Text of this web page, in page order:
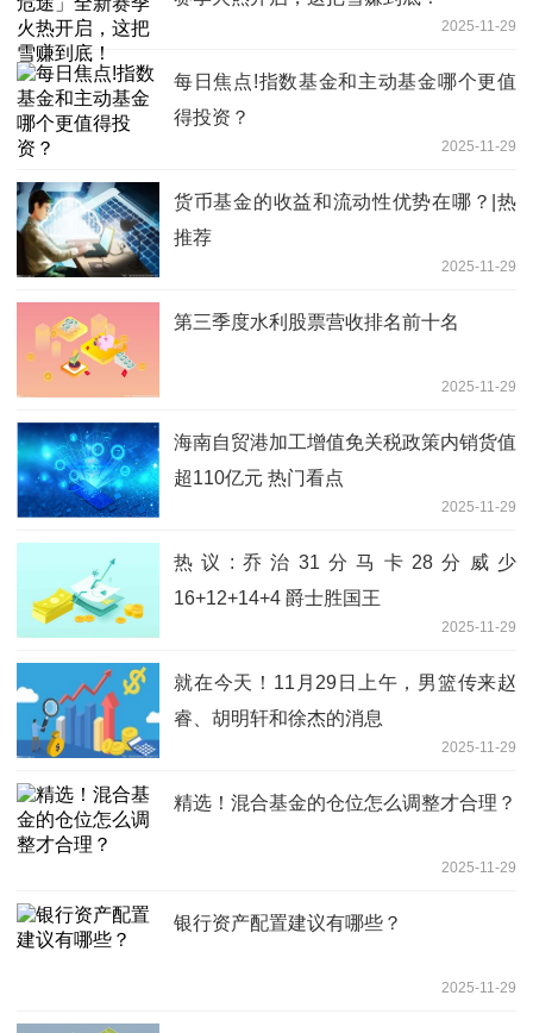
2025-11-29
每日焦点!指数基金和主动基金哪个更值
得投资？
2025-11-29
货币基金的收益和流动性优势在哪？|热
推荐
2025-11-29
第三季度水利股票营收排名前十名
2025-11-29
海南自贸港加工增值免关税政策内销货值
超110亿元 热门看点
2025-11-29
热议:乔治31分马卡28分威少
16+12+14+4 爵士胜国王
2025-11-29
就在今天！11月29日上午，男篮传来赵
睿、胡明轩和徐杰的消息
2025-11-29
精选！混合基金的仓位怎么调整才合理？
2025-11-29
银行资产配置建议有哪些？
2025-11-29